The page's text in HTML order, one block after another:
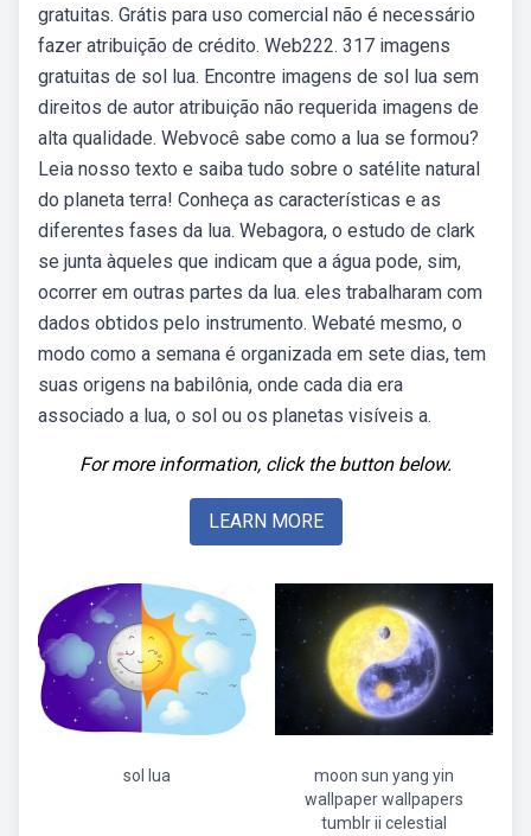
gratuitas. Grátis para uso comercial não é necessário
fazer atribuição de crédito. Web222. 317 imagens
gratuitas de sol lua. Encontre imagens de sol lua sem
direitos de autor atribuição não requerida imagens de
alta qualidade. Webvocê sabe como a lua se formou?
Leia nosso texto e saiba tudo sobre o satélite natural
do planeta terra! Conheça as características e as
diferentes fases da lua. Webagora, o estudo de clark
se junta àqueles que indicam que a água pode, sim,
ocorrer em outras partes da lua. eles trabalharam com
dados obtidos pelo instrumento. Webaté mesmo, o
modo como a semana é organizada em sete dias, tem
suas origens na babilônia, onde cada dia era
associado a lua, o sol ou os planetas visíveis a.
For more information, click the button below.
LEARN MORE
sol lua
moon sun yang yin
wallpaper wallpapers
tumblr ii celestial